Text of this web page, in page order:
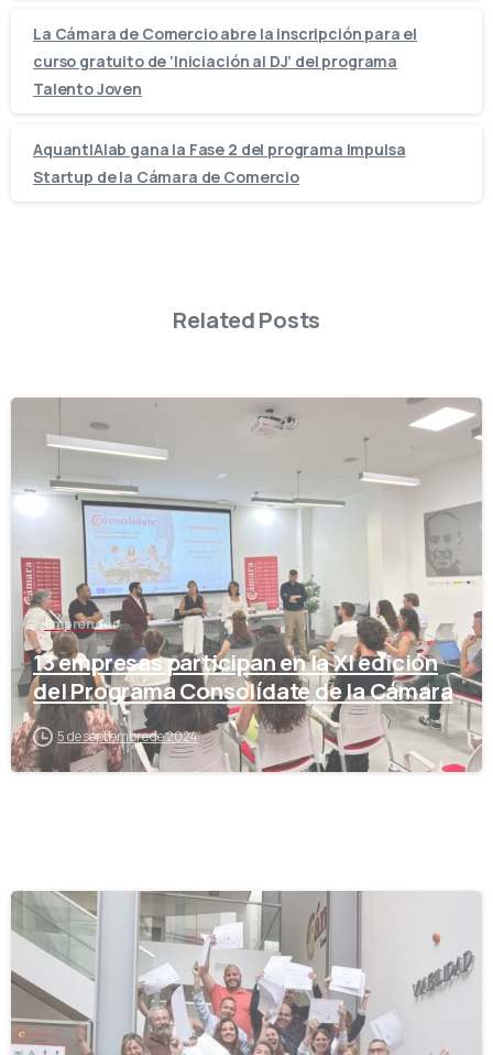
La Cámara de Comercio abre la inscripción para el
curso gratuito de ‘Iniciación al DJ’ del programa
Talento Joven
AquantIAlab gana la Fase 2 del programa Impulsa
Startup de la Cámara de Comercio
Related Posts
Emprender
13 empresas participan en la XI edición
del Programa Consolídate de la Cámara
5 de septiembre de 2024